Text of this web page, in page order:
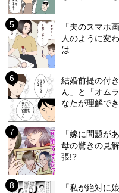
「夫のスマホ
人のように変
は
結婚前提の付
ん」と「オム
なたが理解で
「嫁に問題が
母の驚きの見
張!?
「私が絶対に